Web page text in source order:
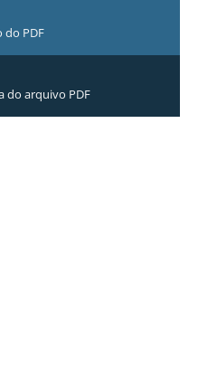
do PDF
do arquivo PDF